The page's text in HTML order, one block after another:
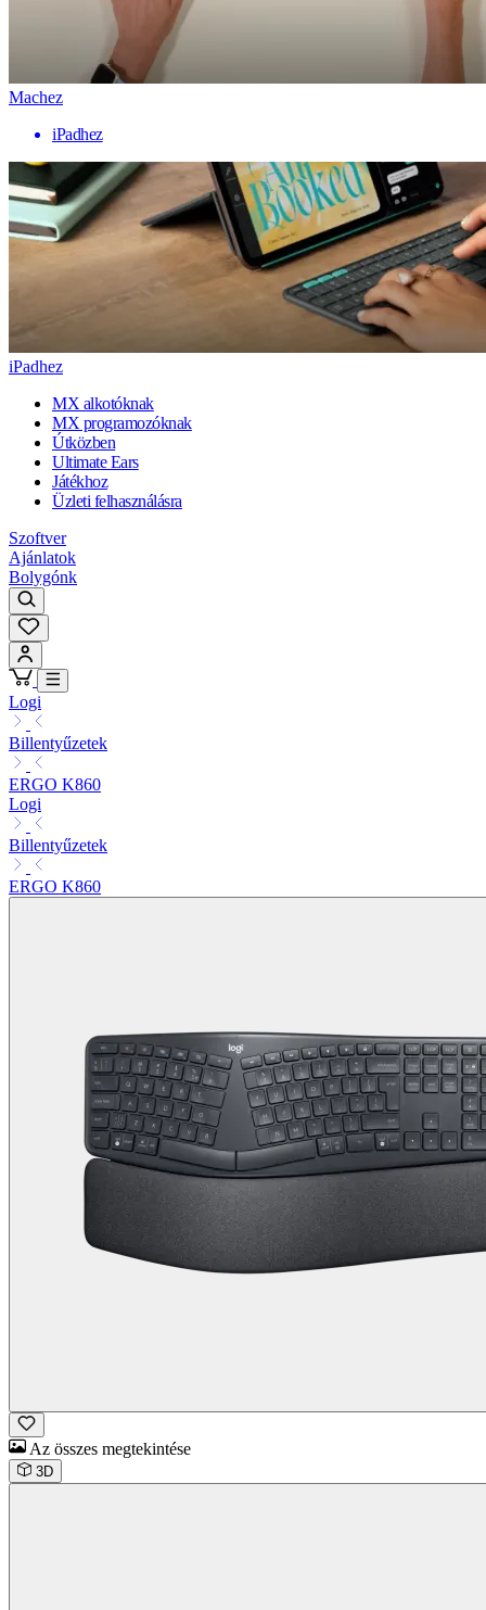
Machez
iPadhez
iPadhez
MX alkotóknak
MX programozóknak
Útközben
Ultimate Ears
Játékhoz
Üzleti felhasználásra
Szoftver
Ajánlatok
Bolygónk
Logi
Billentyűzetek
ERGO K860
Logi
Billentyűzetek
ERGO K860
Az összes megtekintése
3D